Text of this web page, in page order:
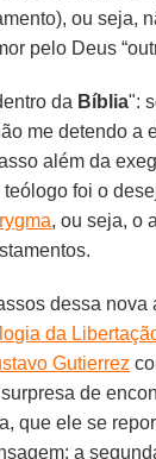
ou seja,
pelo Deus
da Bíblia":
me detendo a
além da
foi o
, ou seja, o
dessa nova
da
Gutierrez
de
que ele se
a